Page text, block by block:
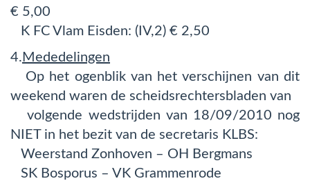
€ 5,00
K FC Vlam Eisden: (IV,2) € 2,50
4. Mededelingen
Op het ogenblik van het verschijnen van dit
weekend waren de scheidsrechtersbladen van
volgende wedstrijden van 18/09/2010 nog
NIET in het bezit van de secretaris KLBS:
Weerstand Zonhoven – OH Bergmans
SK Bosporus – VK Grammenrode